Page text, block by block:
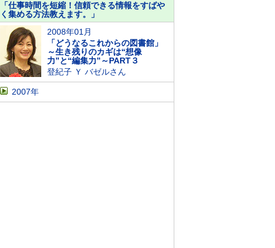
「仕事時間を短縮！信頼できる情報をすばや
く集める方法教えます。」
2008年01月
「どうなるこれからの図書館」
～生き残りのカギは“想像
力”と“編集力”～PART３
登紀子 Ｙ バゼルさん
2007年